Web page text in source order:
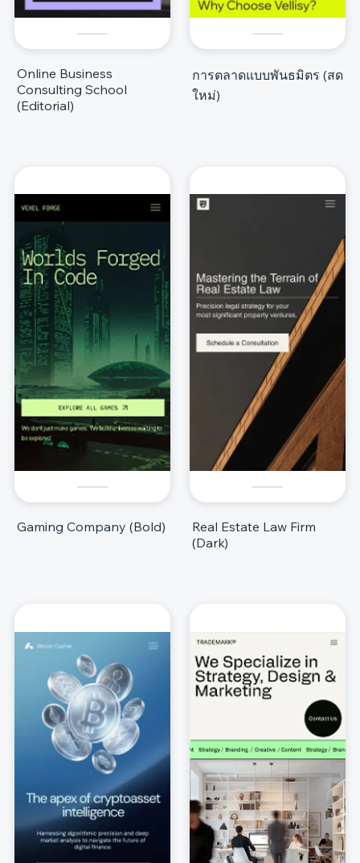
Online Business
Consulting School
(Editorial)
การตลาดแบบพันธมิตร (สด
ใหม่)
Gaming Company (Bold)
Real Estate Law Firm
(Dark)